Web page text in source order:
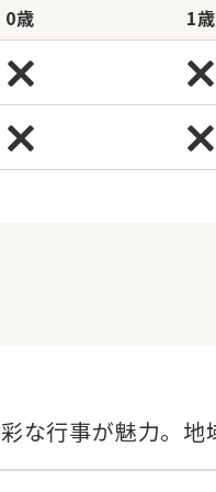
0歳 1歳